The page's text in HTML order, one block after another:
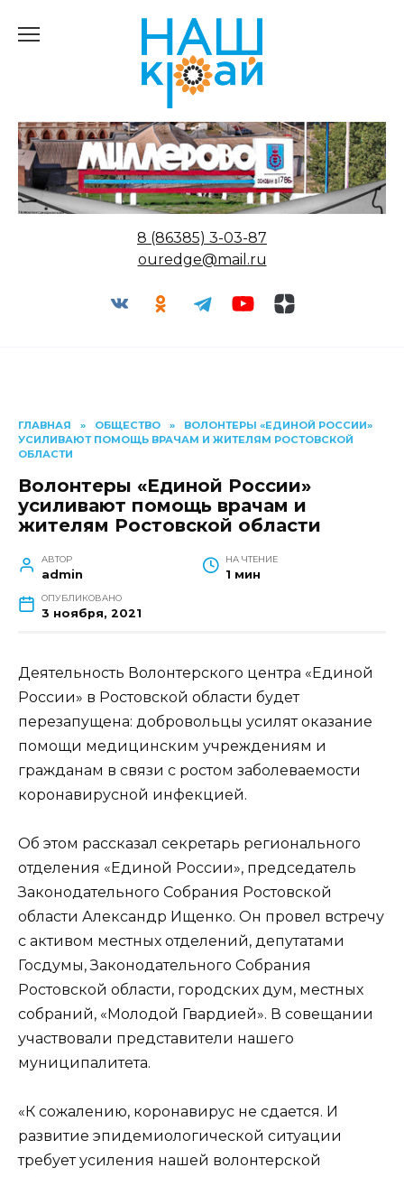
8 (86385) 3-03-87
ouredge@mail.ru
ГЛАВНАЯ » ОБЩЕСТВО »
ВОЛОНТЕРЫ «ЕДИНОЙ РОССИИ»
УСИЛИВАЮТ ПОМОЩЬ ВРАЧАМ И ЖИТЕЛЯМ РОСТОВСКОЙ
ОБЛАСТИ
Волонтеры «Единой России»
усиливают помощь врачам и
жителям Ростовской области
АВТОР
admin
НА ЧТЕНИЕ
1 мин
ОПУБЛИКОВАНО
3 ноября, 2021
Деятельность Волонтерского центра «Единой
России» в Ростовской области будет
перезапущена: добровольцы усилят оказание
помощи медицинским учреждениям и
гражданам в связи с ростом заболеваемости
коронавирусной инфекцией.
Об этом рассказал секретарь регионального
отделения «Единой России», председатель
Законодательного Собрания Ростовской
области Александр Ищенко. Он провел встречу
с активом местных отделений, депутатами
Госдумы, Законодательного Собрания
Ростовской области, городских дум, местных
собраний, «Молодой Гвардией». В совещании
участвовали представители нашего
муниципалитета.
«К сожалению, коронавирус не сдается. И
развитие эпидемиологической ситуации
требует усиления нашей волонтерской